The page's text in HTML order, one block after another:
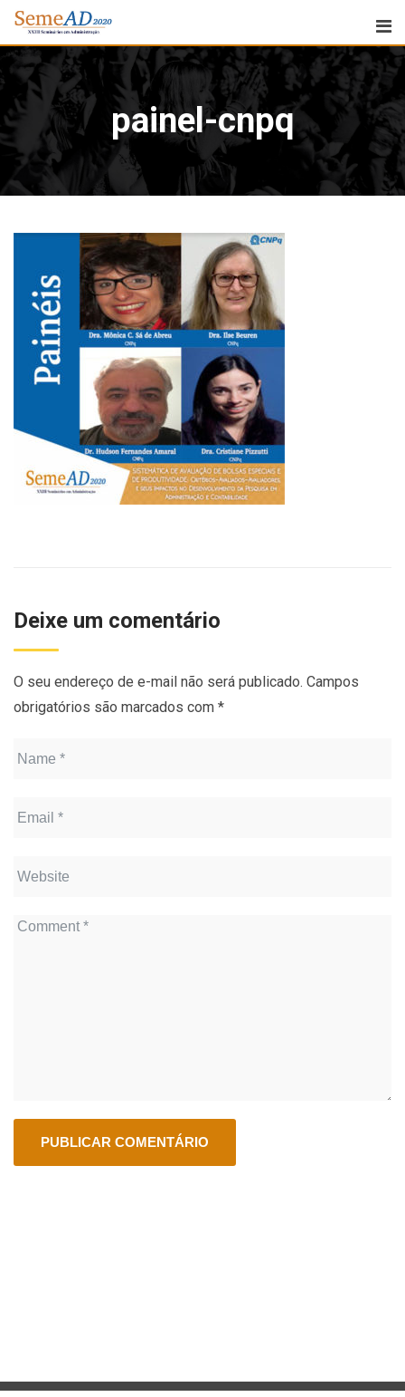
painel-cnpq
Deixe um comentário
O seu endereço de e-mail não será publicado. Campos
obrigatórios são marcados com *